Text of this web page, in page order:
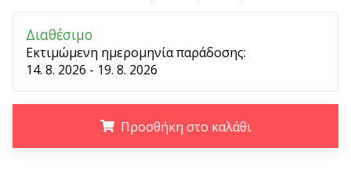
Έχετε
τον
δικό
σας
ιστότοπο,
ιστολόγιο,
Facebook
Διαθέσιμο
Εκτιμώμενη ημερομηνία παράδοσης:
14. 8. 2026 - 19. 8. 2026
Προσθήκη στο καλάθι